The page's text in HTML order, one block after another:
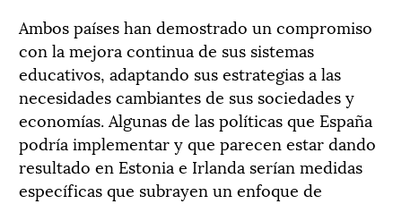
Ambos países han demostrado un compromiso
con la mejora continua de sus sistemas
educativos, adaptando sus estrategias a las
necesidades cambiantes de sus sociedades y
economías. Algunas de las políticas que España
podría implementar y que parecen estar dando
resultado en Estonia e Irlanda serían medidas
específicas que subrayen un enfoque de